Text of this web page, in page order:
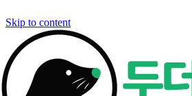
Skip to content